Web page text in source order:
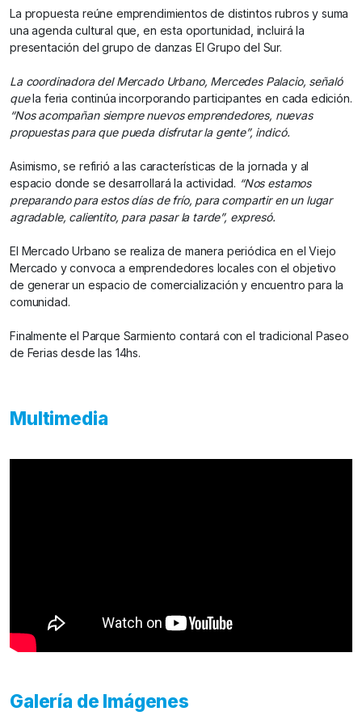
La propuesta reúne emprendimientos de distintos rubros y suma
una agenda cultural que, en esta oportunidad, incluirá la
presentación del grupo de danzas El Grupo del Sur.
La coordinadora del Mercado Urbano, Mercedes Palacio, señaló
quela feria continúa incorporando participantes en cada edición.
“Nos acompañan siempre nuevos emprendedores, nuevas
propuestas para que pueda disfrutar la gente”, indicó.
Asimismo, se refirió a las características de la jornada y al
espacio donde se desarrollará la actividad. “Nos estamos
preparando para estos días de frío, para compartir en un lugar
agradable, calientito, para pasar la tarde”, expresó.
El Mercado Urbano se realiza de manera periódica en el Viejo
Mercado y convoca a emprendedores locales con el objetivo
de generar un espacio de comercialización y encuentro para la
comunidad.
Finalmente el Parque Sarmiento contará con el tradicional Paseo
de Ferias desde las 14hs.
Multimedia
Galería de Imágenes